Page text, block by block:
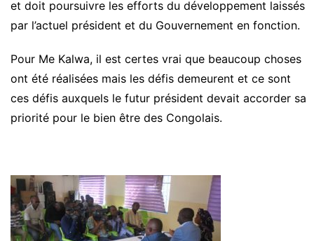
et doit poursuivre les efforts du développement laissés
par l’actuel président et du Gouvernement en fonction.
Pour Me Kalwa, il est certes vrai que beaucoup choses
ont été réalisées mais les défis demeurent et ce sont
ces défis auxquels le futur président devait accorder sa
priorité pour le bien être des Congolais.